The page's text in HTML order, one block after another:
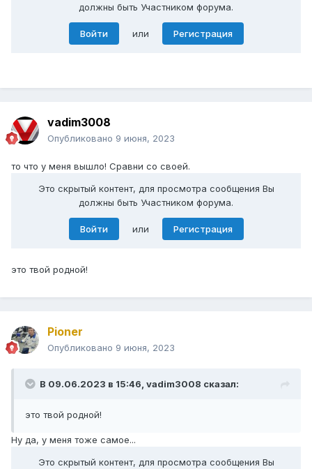
должны быть Участником форума.
Войти или Регистрация
vadim3008
Опубликовано 9 июня, 2023
то что у меня вышло! Сравни со своей.
Это скрытый контент, для просмотра сообщения Вы
должны быть Участником форума.
Войти или Регистрация
это твой родной!
Pioner
Опубликовано 9 июня, 2023
В 09.06.2023 в 15:46, vadim3008 сказал:
это твой родной!
Ну да, у меня тоже самое...
Это скрытый контент, для просмотра сообщения Вы